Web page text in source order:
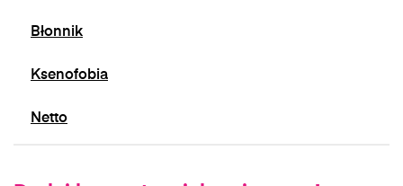
Błonnik
Ksenofobia
Netto